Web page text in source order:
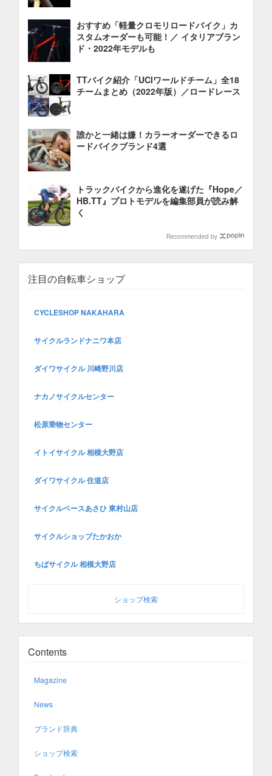
おすすめ「軽量クロモリロードバイク」カ
スタムオーダーも可能！／ イタリアブラン
ド・2022年モデルも
TTバイク紹介「UCIワールドチーム」全18
チームまとめ（2022年版）／ロードレース
誰かと一緒は嫌！カラーオーダーできるロ
ードバイクブランド4選
トラックバイクから進化を遂げた『Hope／
HB.TT』プロトモデルを編集部員が読み解
く
Recommended by
注目の自転車ショップ
CYCLESHOP NAKAHARA
サイクルランドナニワ本店
ダイワサイクル 川崎野川店
ナカノサイクルセンター
松原乗物センター
イトイサイクル 相模大野店
ダイワサイクル 住道店
サイクルベースあさひ 東村山店
サイクルショップたかおか
ちばサイクル 相模大野店
ショップ検索
Contents
Magazine
News
ブランド辞典
ショップ検索